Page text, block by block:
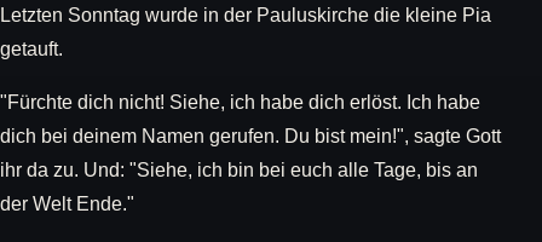
Letzten Sonntag wurde in der Pauluskirche die kleine Pia
getauft.
"Fürchte dich nicht! Siehe, ich habe dich erlöst. Ich habe
dich bei deinem Namen gerufen. Du bist mein!", sagte Gott
ihr da zu. Und: "Siehe, ich bin bei euch alle Tage, bis an
der Welt Ende."